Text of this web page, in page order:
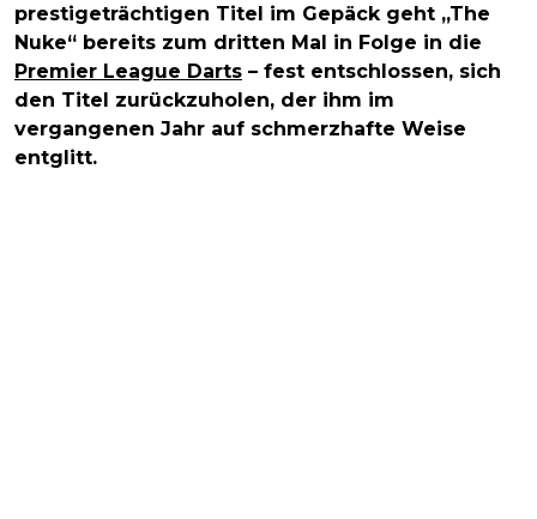
prestigeträchtigen Titel im Gepäck geht „The
Nuke“ bereits zum dritten Mal in Folge in die
Premier League Darts – fest entschlossen, sich
den Titel zurückzuholen, der ihm im
vergangenen Jahr auf schmerzhafte Weise
entglitt.